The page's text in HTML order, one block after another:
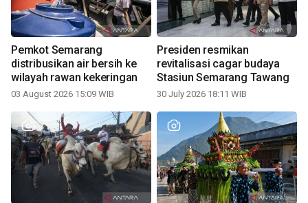
Pemkot Semarang
distribusikan air bersih ke
wilayah rawan kekeringan
03 August 2026 15:09 WIB
Presiden resmikan
revitalisasi cagar budaya
Stasiun Semarang Tawang
30 July 2026 18:11 WIB